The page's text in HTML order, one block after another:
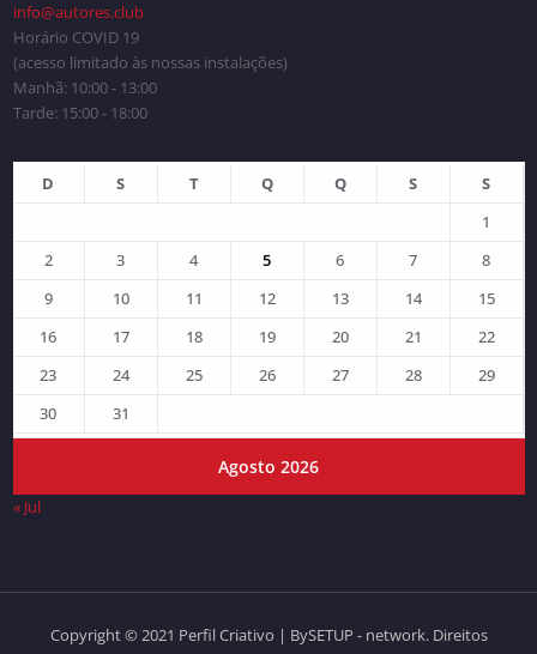
info@autores.club
Horário COVID 19
(acesso limitado às nossas instalações)
Manhã: 10:00 - 13:00
Tarde: 15:00 - 18:00
Agosto 2026
D S T Q Q S
S
1
2
3 4 5 6 7
8
9
10 11 12 13 14
15
16
17 18 19 20 21
22
23
24 25 26 27 28
29
30
31
« Jul
Copyright © 2021 Perfil Criativo | BySETUP - network. Direitos